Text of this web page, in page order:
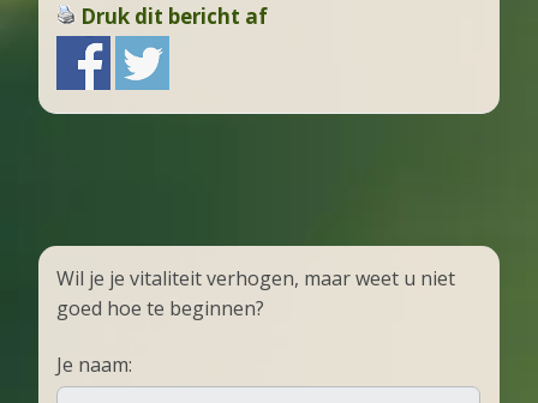
Druk dit bericht af
Wil je je vitaliteit verhogen, maar weet u niet
goed hoe te beginnen?
Je naam: